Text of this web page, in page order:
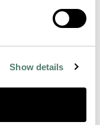
Show details